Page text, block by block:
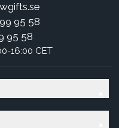
95 58
95 58
16:00 CET